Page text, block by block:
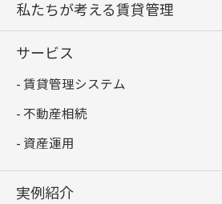
私たちが考える賃貸管理
サービス
- 賃貸管理システム
- 不動産相続
- 資産運用
実例紹介